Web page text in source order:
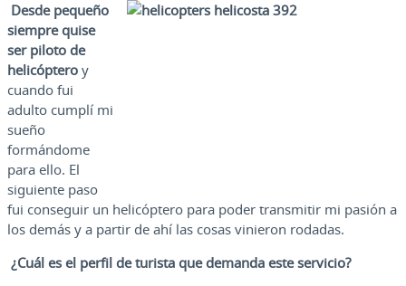
Desde pequeño
siempre quise
ser piloto de
helicóptero y
cuando fui
adulto cumplí mi
sueño
formándome
para ello. El
siguiente paso
fui conseguir un helicóptero para poder transmitir mi pasión a
los demás y a partir de ahí las cosas vinieron rodadas.
¿Cuál es el perfil de turista que demanda este servicio?